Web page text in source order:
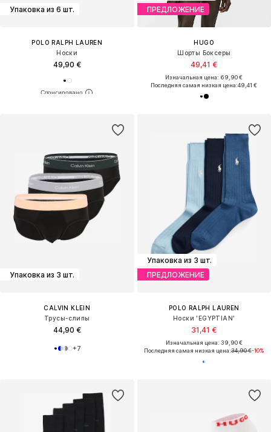
Упаковка из 6 шт.
POLO RALPH LAUREN
Носки
49,90 €
ПРЕДЛОЖЕНИЕ
HUGO
Шорты Боксеры
49,41 €
Изначальная цена: 69,90 €
Последняя самая низкая цена:49,41 €
Упаковка из 3 шт.
CALVIN KLEIN
Трусы-слипы
44,90 €
+7
Упаковка из 3 шт.
ПРЕДЛОЖЕНИЕ
POLO RALPH LAUREN
Носки 'EGYPTIAN'
31,41 €
Изначальная цена: 39,90 €
Последняя самая низкая цена:34,90 €-10%